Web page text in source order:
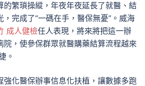
的繁瑣操縱，年夜年夜延長了就醫、結
完成了“一碼在手，醫保無憂”。威海
成人健檢任人表現，將來將把這一辦
院，使參保群眾就醫購藥結算流程越來
。
強化醫保辦事信息化扶植，讓數據多跑